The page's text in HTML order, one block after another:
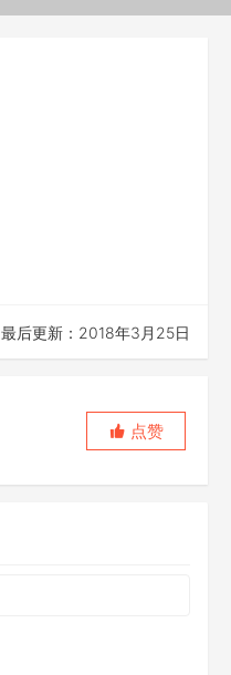
最后更新：2018年3月25日
点赞